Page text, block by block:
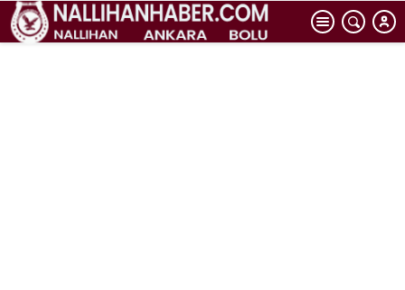
Bitlis’teki
fabrika okuldan
karşılanıyor